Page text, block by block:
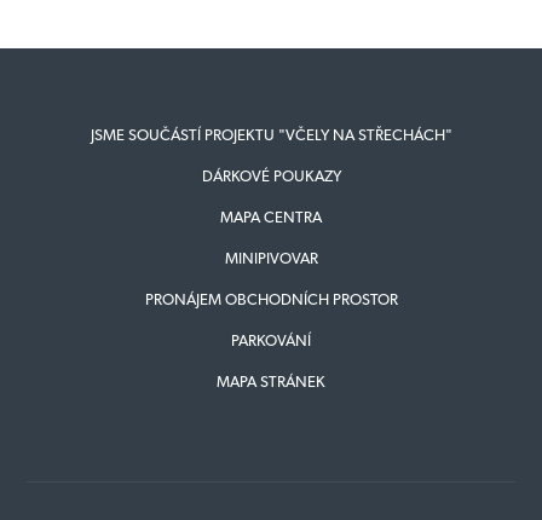
JSME SOUČÁSTÍ PROJEKTU "VČELY NA STŘECHÁCH"
DÁRKOVÉ POUKAZY
MAPA CENTRA
MINIPIVOVAR
PRONÁJEM OBCHODNÍCH PROSTOR
PARKOVÁNÍ
MAPA STRÁNEK